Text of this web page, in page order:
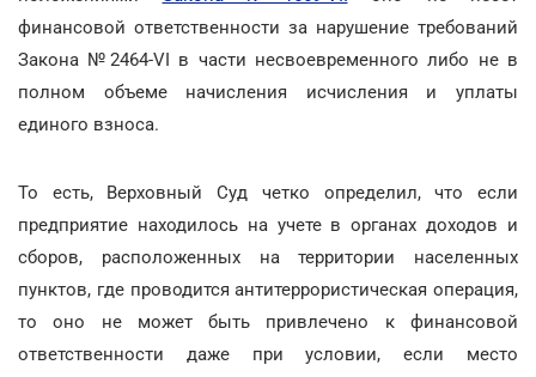
финансовой ответственности за нарушение требований
Закона №2464-VI в части несвоевременного либо не в
полном объеме начисления исчисления и уплаты
единого взноса.
То есть, Верховный Суд четко определил, что если
предприятие находилось на учете в органах доходов и
сборов, расположенных на территории населенных
пунктов, где проводится антитеррористическая операция,
то оно не может быть привлечено к финансовой
ответственности даже при условии, если место